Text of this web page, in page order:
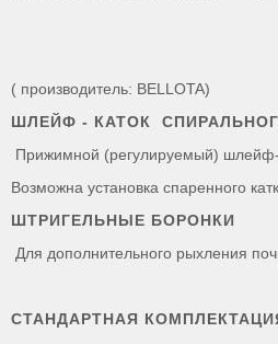
( производитель: BELLOTA)
ШЛЕЙФ - КАТОК
Прижимной (регулируемый) шлейф-
Возможна установка спаренного
ШТРИГЕЛЬНЫЕ БОРОНКИ
Для дополнительного рыхления
СТАНДАРТНАЯ